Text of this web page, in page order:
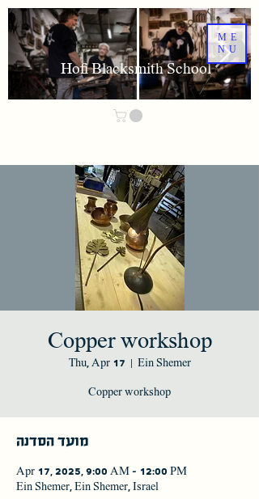
Hofi Blacksmith School
ME
NU
Copper workshop
Thu, Apr 17 Ein Shemer
Copper workshop
מועד הסדנה
Apr 17, 2025, 9:00 AM – 12:00 PM
Ein Shemer, Ein Shemer, Israel